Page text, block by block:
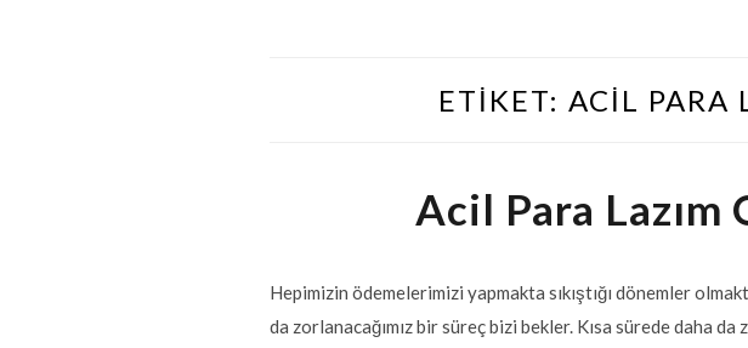
ETIKET: ACIL PARA
Acil Para
Hepimizin ödemelerimizi yapmakta sıkıştığı dönemler
da zorlanacağımız bir süreç bizi bekler. Kısa sürede daha